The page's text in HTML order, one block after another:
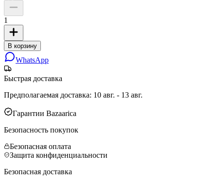
1
В корзину
WhatsApp
Быстрая доставка
Предполагаемая доставка: 10 авг. - 13 авг.
Гарантии Bazaarica
Безопасность покупок
Безопасная оплата
Защита конфиденциальности
Безопасная доставка